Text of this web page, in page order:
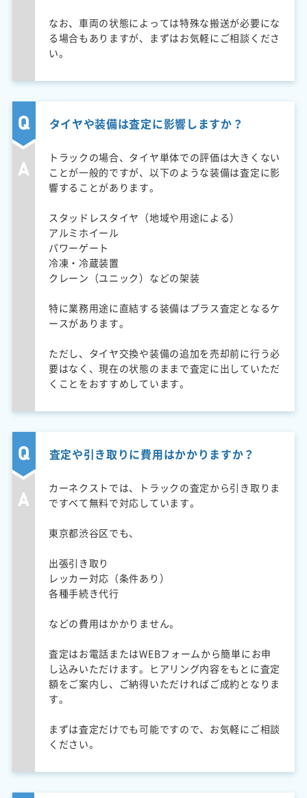
なお、車両の状態によっては特殊な搬送が必要にな
る場合もありますが、まずはお気軽にご相談くださ
い。
タイヤや装備は査定に影響しますか？
トラックの場合、タイヤ単体での評価は大きくない
ことが一般的ですが、以下のような装備は査定に影
響することがあります。
スタッドレスタイヤ（地域や用途による）
アルミホイール
パワーゲート
冷凍・冷蔵装置
クレーン（ユニック）などの架装
特に業務用途に直結する装備はプラス査定となるケ
ースがあります。
ただし、タイヤ交換や装備の追加を売却前に行う必
要はなく、現在の状態のままで査定に出していただ
くことをおすすめしています。
査定や引き取りに費用はかかりますか？
カーネクストでは、トラックの査定から引き取りま
ですべて無料で対応しています。
東京都渋谷区でも、
出張引き取り
レッカー対応（条件あり）
各種手続き代行
などの費用はかかりません。
査定はお電話またはWEBフォームから簡単にお申
し込みいただけます。ヒアリング内容をもとに査定
額をご案内し、ご納得いただければご成約となりま
す。
まずは査定だけでも可能ですので、お気軽にご相談
ください。